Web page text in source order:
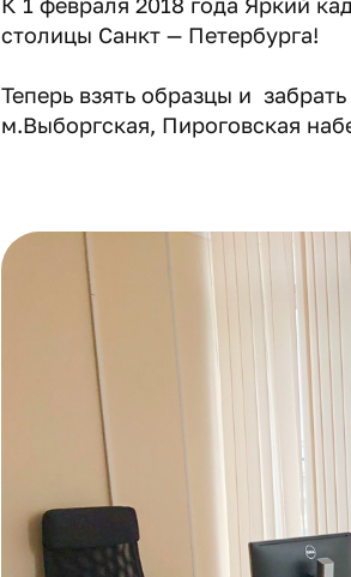
столицы Санкт — Петербурга!
Теперь взять образцы и
м.Выборгская, Пироговская